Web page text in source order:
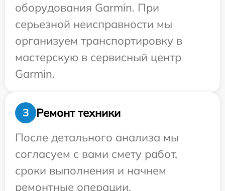
оборудования Garmin. При
серьезной неисправности мы
организуем транспортировку в
мастерскую в сервисный центр
Garmin.
3
Ремонт техники
После детального анализа мы
согласуем с вами смету работ,
сроки выполнения и начнем
ремонтные операции.